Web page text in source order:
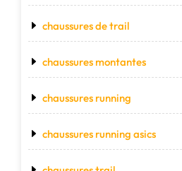
chaussures de trail
chaussures montantes
chaussures running
chaussures running asics